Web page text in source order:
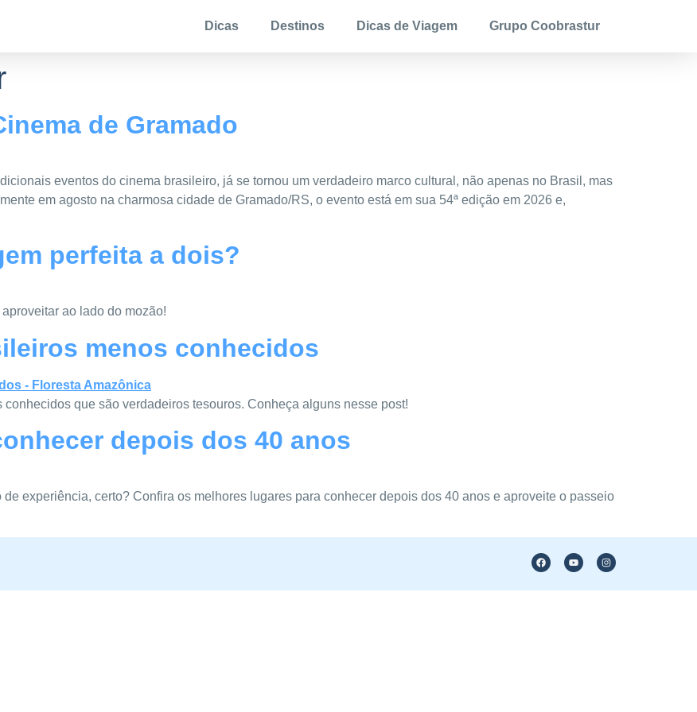
Dicas Destinos Dicas de Viagem Grupo Coobrastur
de Gramado
eventos do cinema brasileiro, já se tornou um verdadeiro marco cultural, não apenas no Brasil, mas
em agosto na charmosa cidade de Gramado/RS, o evento está em sua 54ª edição em 2026 e,
perfeita a dois?
ao lado do mozão!
menos conhecidos
que são verdadeiros tesouros. Conheça alguns nesse post!
depois dos 40 anos
de experiência, certo? Confira os melhores lugares para conhecer depois dos 40 anos e aproveite o passeio